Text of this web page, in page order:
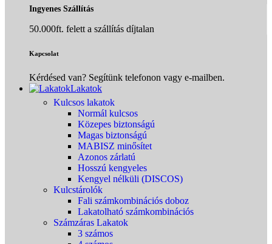
Ingyenes Szállítás
50.000ft. felett a szállítás díjtalan
Kapcsolat
Kérdésed van? Segítünk telefonon vagy e-mailben.
Lakatok
Kulcsos lakatok
Normál kulcsos
Közepes biztonságú
Magas biztonságú
MABISZ minősítet
Azonos zárlatú
Hosszú kengyeles
Kengyel nélküli (DISCOS)
Kulcstárolók
Fali számkombinációs doboz
Lakatolható számkombinációs
Számzáras Lakatok
3 számos